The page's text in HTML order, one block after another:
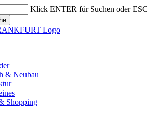
Klick ENTER für Suchen oder ESC
& Neubau
Shopping